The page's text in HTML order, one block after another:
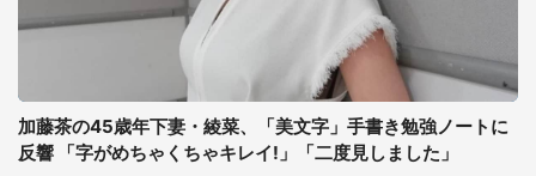
加藤茶の45歳年下妻・綾菜、「美文字」手書き勉強ノートに
反響 「字がめちゃくちゃキレイ!」「二度見しました」